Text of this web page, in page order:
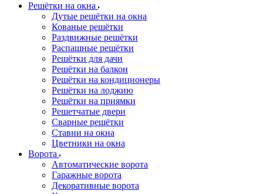
Решётки на окна
Дутые решётки на окна
Кованые решётки
Раздвижные решётки
Распашные решётки
Решётки для дачи
Решётки на балкон
Решётки на кондиционеры
Решётки на лоджию
Решётки на приямки
Решетчатые двери
Сварные решётки
Ставни на окна
Цветники на окна
Ворота
Автоматические ворота
Гаражные ворота
Декоративные ворота